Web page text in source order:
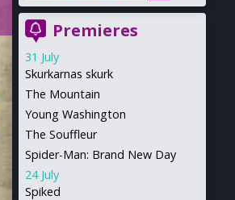
Premieres
31 July
Skurkarnas skurk
The Mountain
Young Washington
The Souffleur
Spider-Man: Brand New Day
24 July
Spiked